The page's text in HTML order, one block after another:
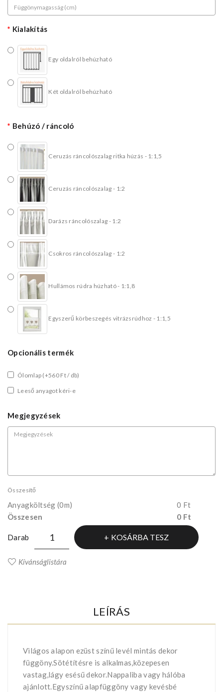
Kialakítás
Egy oldalról behúzható
Két oldalról behúzható
Behúzó / ráncoló
Ceruzás ráncolószalag ritka húzás - 1:1,5
Ceruzás ráncolószalag - 1:2
Darázs ráncolószalag - 1:2
Csokros ráncolószalag - 1:2
Hullámos rúdra húzható - 1:1,8
Egyszerű körbeszegés vitrázsrúdhoz - 1:1,5
Opcionális termék
Ólomlap (+560 Ft / db)
Leeső anyagot kéri-e
Megjegyzések
Összesítő
Anyagköltség (0m)
0 Ft
Összesen
0 Ft
Darab KOSÁRBA TESZ
Kívánságlistára
LEÍRÁS
Világos alapon ezüst színű levél mintás dekor
függöny.Sötétítésre is alkalmas,közepesen
vastag,lágy esésű dekor.Nappaliba vagy hálóba
ajánlott.Egyszínű alapfüggöny vagy kevésbé